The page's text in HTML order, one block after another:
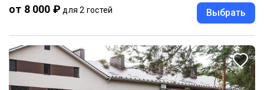
от 8 000 ₽ для 2 гостей Выбрать